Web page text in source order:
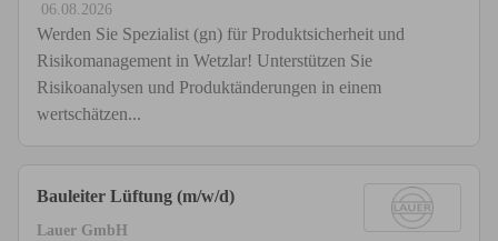
06.08.2026
Werden Sie Spezialist (gn) für Produktsicherheit und
Risikomanagement in Wetzlar! Unterstützen Sie
Risikoanalysen und Produktänderungen in einem
wertschätzen...
Bauleiter Lüftung (m/w/d)
Lauer GmbH